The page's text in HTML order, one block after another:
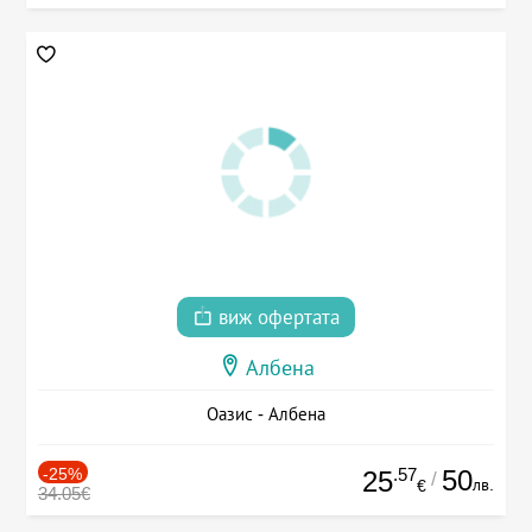
виж офертата
Албена
Оазис - Албена
-25%
34.05€ 25.57
€ / 50лв.